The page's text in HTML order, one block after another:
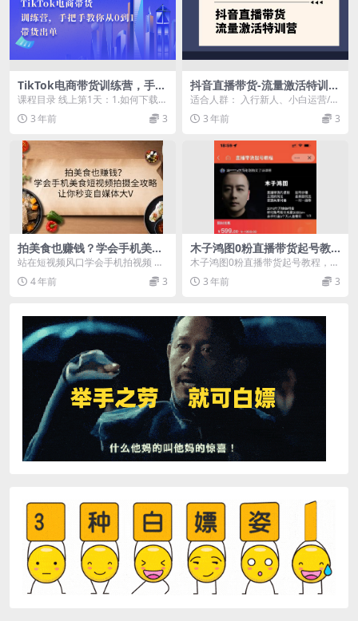
TikTok电商带货训练营，手把
手教你从0到1带货出单
课程目录 线上第1天：1.如何下载注
册TikTok？（苹果篇） 线上第1
天：2....
3 年前 3
抖音直播带货-流量激活特训
营，入行新手小白主播必学
（21节课 资料）
适合人群： 入行新人、小白运营/主
播、个人创业者 课程内容 01_【第1
-4课】...
3 年前 3
拍美食也赚钱？学会手机美食
短视频拍摄全攻略，让你秒变
自媒体大V
站在短视频风口学会手机拍视频 课
程目录 1剪映的功能概述以及版本
参数设置.mp4...
4 年前 3
木子鸿图0粉直播带货起号教
程，直播带货的逻辑起号步骤
主流玩法
木子鸿图0粉直播带货起号教程，直
播带货的逻辑起号步骤主流玩法 课
程目录 1-20...
3 年前 3